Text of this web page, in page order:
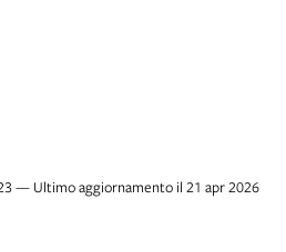
— Ultimo aggiornamento il 21 apr 2026